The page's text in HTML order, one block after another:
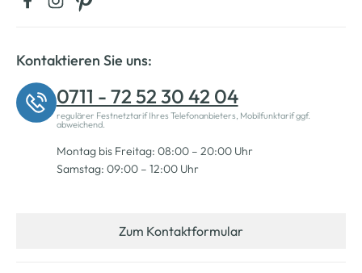
Kontaktieren Sie uns:
0711 - 72 52 30 42 04
regulärer Festnetztarif Ihres Telefonanbieters, Mobilfunktarif ggf.
abweichend.
Montag bis Freitag: 08:00 – 20:00 Uhr
Samstag: 09:00 – 12:00 Uhr
Zum Kontaktformular